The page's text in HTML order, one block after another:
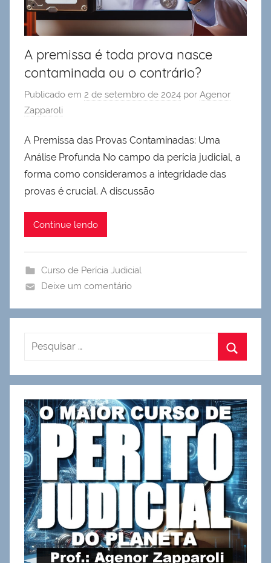
A premissa é toda prova nasce
contaminada ou o contrário?
Publicado em 2 de setembro de 2024 por Agenor
Zapparoli
A Premissa das Provas Contaminadas: Uma
Análise Profunda No campo da perícia judicial, a
forma como consideramos a integridade das
provas é crucial. A discussão
Continue lendo
Curso de Perícia Judicial
Deixe um comentário